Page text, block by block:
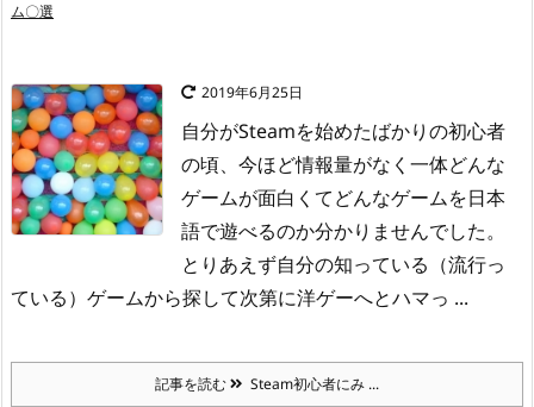
ム〇選
2019年6月25日
自分がSteamを始めたばかりの初心者
の頃、今ほど情報量がなく一体どんな
ゲームが面白くてどんなゲームを日本
語で遊べるのか分かりませんでした。
とりあえず自分の知っている（流行っ
ている）ゲームから探して次第に洋ゲーへとハマっ ...
記事を読む Steam初心者にみ ...